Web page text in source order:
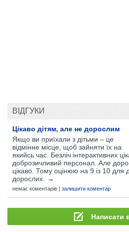
ВІДГУКИ
Цікаво дітям, але не дорослим
Якщо ви приїхали з дітьми – це
відмінне місце, щоб зайняти їх на
якийсь час. Безліч інтерактивних
доброзичливий персонал. Але
цікаво. Тому оцінюю на 9 із 10 для
дорослих.
→
немає коментарів | залишити коментар
Написати